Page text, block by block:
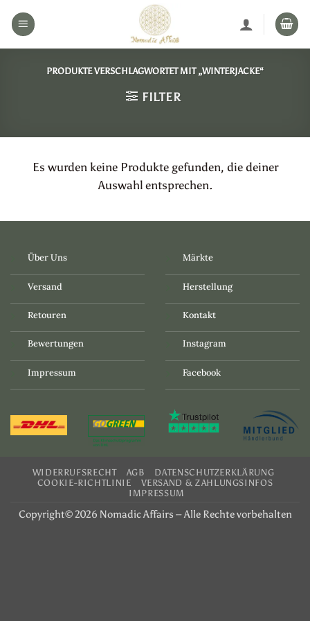
Inhalt
PRODUKTE VERSCHLAGWORTET MIT „WINTERJACKE“
FILTER
Es wurden keine Produkte gefunden, die deiner
Auswahl entsprechen.
Über Uns
Versand
Retouren
Bewertungen
Impressum
Märkte
Herstellung
Kontakt
Instagram
Facebook
WIDERRUFSRECHT AGB
DATENSCHUTZERKLÄRUNG
COOKIE-RICHTLINIE
VERSAND & ZAHLUNGSINFOS
IMPRESSUM
Copyright© 2026 Nomadic Affairs – Alle Rechte vorbehalten